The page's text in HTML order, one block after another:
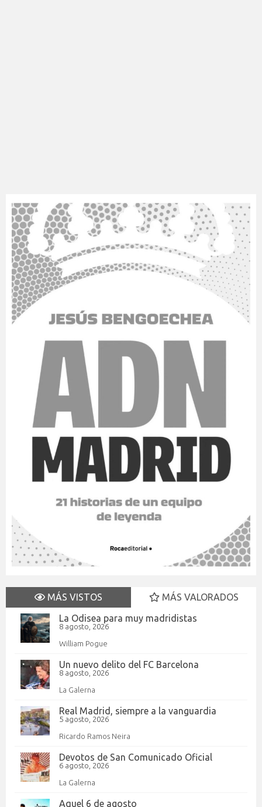
MÁS VISTOS
MÁS VALORADOS
La Odisea para muy madridistas
8 agosto, 2026
William Pogue
Un nuevo delito del FC Barcelona
8 agosto, 2026
La Galerna
Real Madrid, siempre a la vanguardia
5 agosto, 2026
Ricardo Ramos Neira
Devotos de San Comunicado Oficial
6 agosto, 2026
La Galerna
Aquel 6 de agosto